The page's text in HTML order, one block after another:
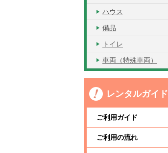
ハウス
備品
トイレ
車両（特殊車両）
レンタルガイド
ご利用ガイド
ご利用の流れ